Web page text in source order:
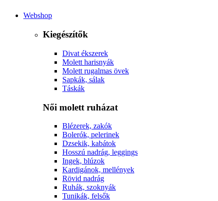
Webshop
Kiegészítők
Divat ékszerek
Molett harisnyák
Molett rugalmas övek
Sapkák, sálak
Táskák
Női molett ruházat
Blézerek, zakók
Bolerók, pelerinek
Dzsekik, kabátok
Hosszú nadrág, leggings
Ingek, blúzok
Kardigánok, mellények
Rövid nadrág
Ruhák, szoknyák
Tunikák, felsők